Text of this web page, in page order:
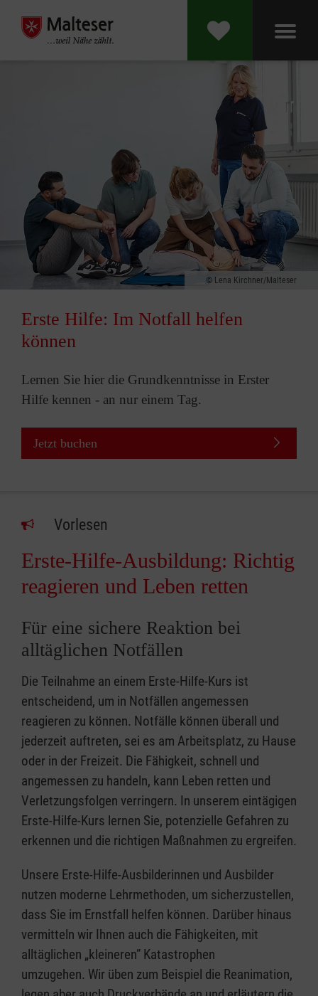
Lena Kirchner/Malteser
Erste Hilfe: Im Notfall helfen
können
Lernen Sie hier die Grundkenntnisse in Erster
Hilfe kennen - an nur einem Tag.
Jetzt buchen
Vorlesen
Erste-Hilfe-Ausbildung: Richtig
reagieren und Leben retten
Für eine sichere Reaktion bei
alltäglichen Notfällen
Die Teilnahme an einem Erste-Hilfe-Kurs ist
entscheidend, um in Notfällen angemessen
reagieren zu können. Notfälle können überall und
jederzeit auftreten, sei es am Arbeitsplatz, zu Hause
oder in der Freizeit. Die Fähigkeit, schnell und
angemessen zu handeln, kann Leben retten und
Verletzungsfolgen verringern. In unserem eintägigen
Erste-Hilfe-Kurs lernen Sie, potenzielle Gefahren zu
erkennen und die richtigen Maßnahmen zu ergreifen.
Unsere Erste-Hilfe-Ausbilderinnen und Ausbilder
nutzen moderne Lehrmethoden, um sicherzustellen,
dass Sie im Ernstfall helfen können. Darüber hinaus
vermitteln wir Ihnen auch die Fähigkeiten, mit
alltäglichen „kleineren” Katastrophen
umzugehen. Wir üben zum Beispiel die Reanimation,